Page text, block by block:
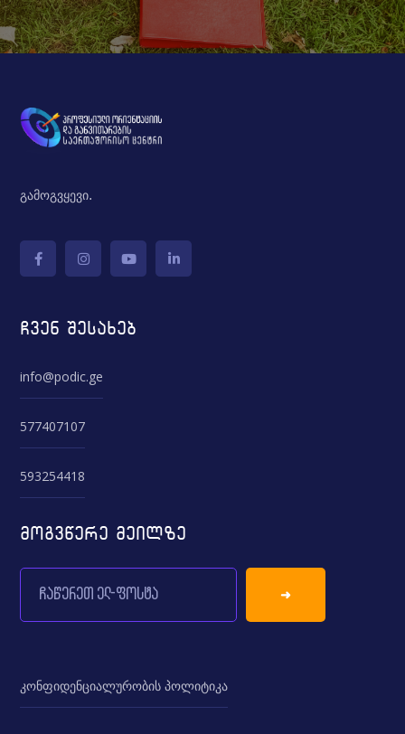
გამოგვყევი.
ჩვენ შესახებ
info@podic.ge
577407107
593254418
მოგვწერე მეილზე
კონფიდენციალურობის პოლიტიკა